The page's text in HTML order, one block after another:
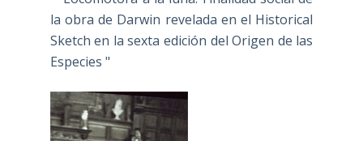
la obra de Darwin revelada en el Historical
Sketch en la sexta edición del Origen de las
Especies "